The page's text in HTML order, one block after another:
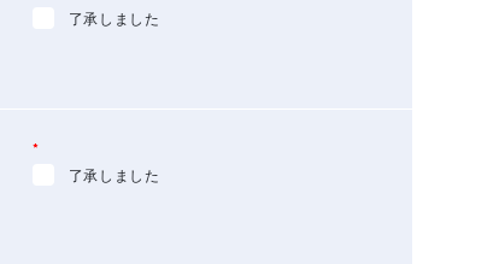
了承しました
*
了承しました